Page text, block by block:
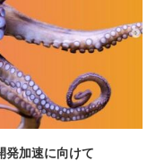
発加速に向けて